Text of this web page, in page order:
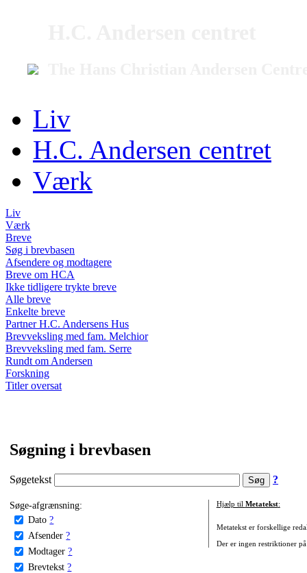
Liv
H.C. Andersen centret
Værk
Liv
Værk
Breve
Søg i brevbasen
Afsendere og modtagere
Breve om HCA
Ikke tidligere trykte breve
Alle breve
Enkelte breve
Partner H.C. Andersens Hus
Brevveksling med fam. Melchior
Brevveksling med fam. Serre
Rundt om Andersen
Forskning
Titler oversat
Søgning i brevbasen
Søgetekst ?
Søge-afgrænsning:
Dato ?
Afsender ?
Modtager ?
Brevtekst ?
Hjælp til Metatekst:
Metatekst er forskellige
Der er ingen restriktioner